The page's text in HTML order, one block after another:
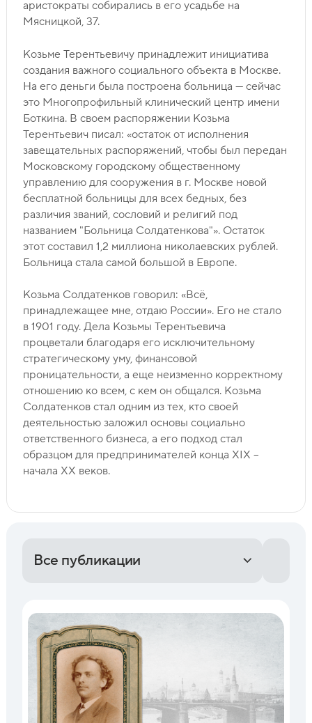
аристократы собирались в его усадьбе на
Мясницкой, 37.
Козьме Терентьевичу принадлежит инициатива
создания важного социального объекта в Москве.
На его деньги была построена больница — сейчас
это Многопрофильный клинический центр имени
Боткина. В своем распоряжении Козьма
Терентьевич писал: «остаток от исполнения
завещательных распоряжений, чтобы был передан
Московскому городскому общественному
управлению для сооружения в г. Москве новой
бесплатной больницы для всех бедных, без
различия званий, сословий и религий под
названием "Больница Солдатенкова"». Остаток
этот составил 1,2 миллиона николаевских рублей.
Больница стала самой большой в Европе.
Козьма Солдатенков говорил: «Всё,
принадлежащее мне, отдаю России». Его не стало
в 1901 году. Дела Козьмы Терентьевича
процветали благодаря его исключительному
стратегическому уму, финансовой
проницательности, а еще неизменно корректному
отношению ко всем, с кем он общался. Козьма
Солдатенков стал одним из тех, кто своей
деятельностью заложил основы социально
ответственного бизнеса, а его подход стал
образцом для предпринимателей конца XIX –
начала XX веков.
Все публикации